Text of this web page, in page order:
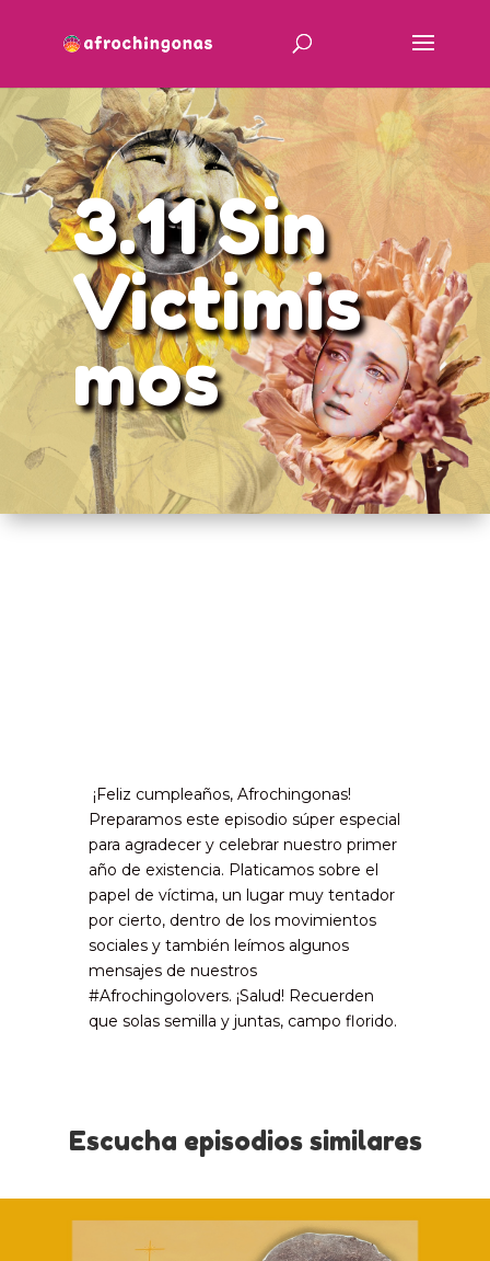
3.11 Sin
Victimis
mos
¡Feliz cumpleaños, Afrochingonas!
Preparamos este episodio súper especial
para agradecer y celebrar nuestro primer
año de existencia. Platicamos sobre el
papel de víctima, un lugar muy tentador
por cierto, dentro de los movimientos
sociales y también leímos algunos
mensajes de nuestros
#Afrochingolovers. ¡Salud! Recuerden
que solas semilla y juntas, campo florido.
Escucha episodios similares